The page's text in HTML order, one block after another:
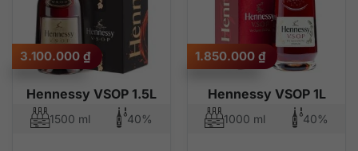
Hennessy VSOP 1.5L
3.100.000 ₫
1500 ml 40%
Hennessy VSOP 1L
1.850.000 ₫
1000 ml 40%